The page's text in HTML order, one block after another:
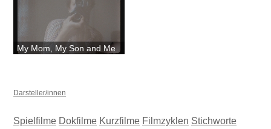
My Mom, My Son and Me
Darsteller/innen
Spielfilme Dokfilme Kurzfilme Filmzyklen Stichworte